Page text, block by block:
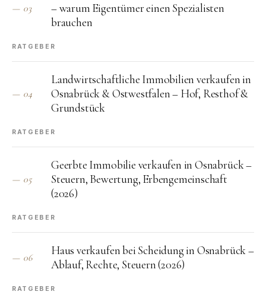
— 03
– warum Eigentümer einen Spezialisten
brauchen
RATGEBER
— 04
Landwirtschaftliche Immobilien verkaufen in
Osnabrück & Ostwestfalen – Hof, Resthof &
Grundstück
RATGEBER
— 05
Geerbte Immobilie verkaufen in Osnabrück –
Steuern, Bewertung, Erbengemeinschaft
(2026)
RATGEBER
— 06
Haus verkaufen bei Scheidung in Osnabrück –
Ablauf, Rechte, Steuern (2026)
RATGEBER